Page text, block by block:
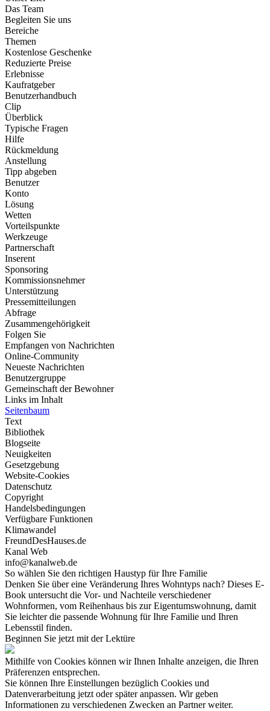
Das Team
Begleiten Sie uns
Bereiche
Themen
Kostenlose Geschenke
Reduzierte Preise
Erlebnisse
Kaufratgeber
Benutzerhandbuch
Clip
Überblick
Typische Fragen
Hilfe
Rückmeldung
Anstellung
Tipp abgeben
Benutzer
Konto
Lösung
Wetten
Vorteilspunkte
Werkzeuge
Partnerschaft
Inserent
Sponsoring
Kommissionsnehmer
Unterstützung
Pressemitteilungen
Abfrage
Zusammengehörigkeit
Folgen Sie
Empfangen von Nachrichten
Online-Community
Neueste Nachrichten
Benutzergruppe
Gemeinschaft der Bewohner
Links im Inhalt
Seitenbaum
Text
Bibliothek
Blogseite
Neuigkeiten
Gesetzgebung
Website-Cookies
Datenschutz
Copyright
Handelsbedingungen
Verfügbare Funktionen
Klimawandel
FreundDesHauses.de
Kanal Web
info@kanalweb.de
So wählen Sie den richtigen Haustyp für Ihre Familie
Denken Sie über eine Veränderung Ihres Wohntyps nach? Dieses E-
Book untersucht die Vor- und Nachteile verschiedener
Wohnformen, vom Reihenhaus bis zur Eigentumswohnung, damit
Sie leichter die passende Wohnung für Ihre Familie und Ihren
Lebensstil finden.
Beginnen Sie jetzt mit der Lektüre
Mithilfe von Cookies können wir Ihnen Inhalte anzeigen, die Ihren
Präferenzen entsprechen.
Sie können Ihre Einstellungen bezüglich Cookies und
Datenverarbeitung jetzt oder später anpassen. Wir geben
Informationen zu verschiedenen Zwecken an Partner weiter.